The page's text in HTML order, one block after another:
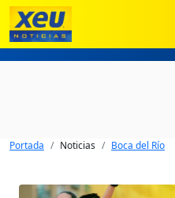
Portada Noticias Boca del Río